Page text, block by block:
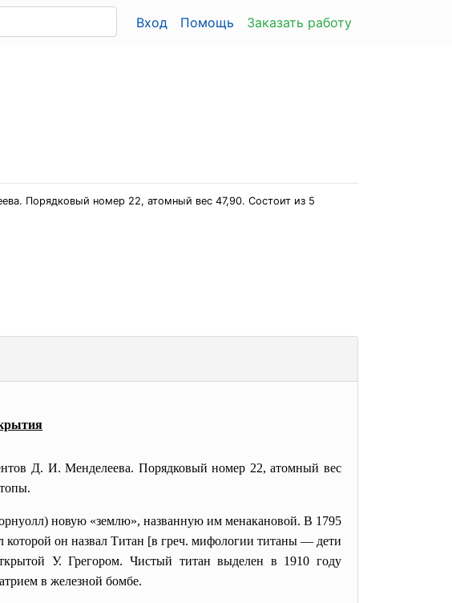
Вход Помощь Заказать работу
Порядковый номер 22, атомный вес 47,90. Состоит из 5
Д. И. Менделеева. Порядковый номер 22, атомный вес
новую «землю», названную им менакановой. В 1795
он назвал Титан [в греч. мифологии титаны — дети
У. Грегором. Чистый титан выделен в 1910 году
в железной бомбе.